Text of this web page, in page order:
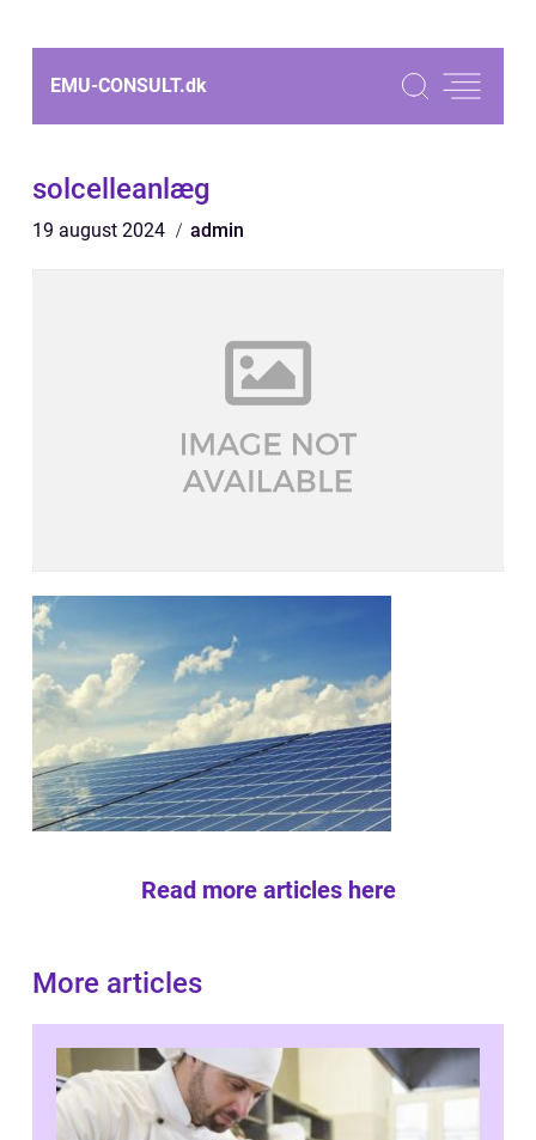
EMU-CONSULT.dk
solcelleanlæg
19 august 2024 admin
Read more articles here
More articles